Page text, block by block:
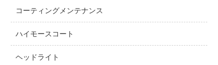
コーティングメンテナンス
ハイモースコート
ヘッドライト